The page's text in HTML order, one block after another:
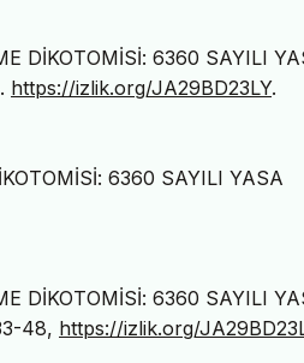
DİKOTOMİSİ: 6360 SAYILI
https://izlik.org/JA29BD23LY.
6360 SAYILI YASA
DİKOTOMİSİ: 6360 SAYILI
48, https://izlik.org/